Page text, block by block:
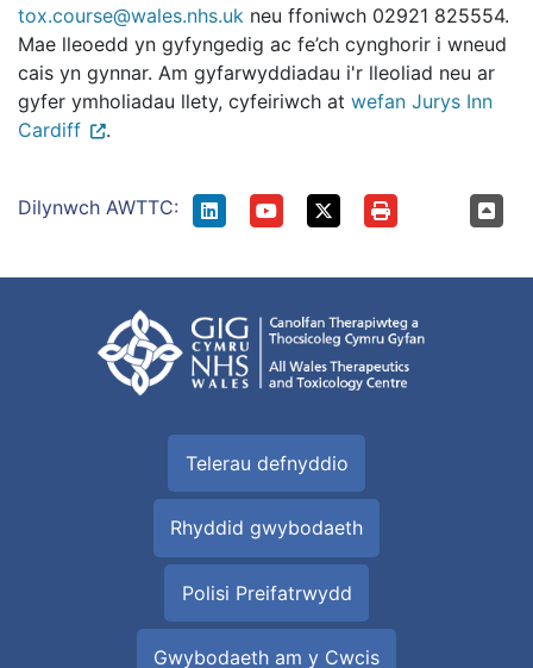
tox.course@wales.nhs.uk neu ffoniwch 02921 825554.
Mae lleoedd yn gyfyngedig ac fe’ch cynghorir i wneud
cais yn gynnar. Am gyfarwyddiadau i'r lleoliad neu ar
gyfer ymholiadau llety, cyfeiriwch at wefan Jurys Inn
Cardiff
.
Dilynwch AWTTC:
Telerau defnyddio
Rhyddid gwybodaeth
Polisi Preifatrwydd
Gwybodaeth am y Cwcis